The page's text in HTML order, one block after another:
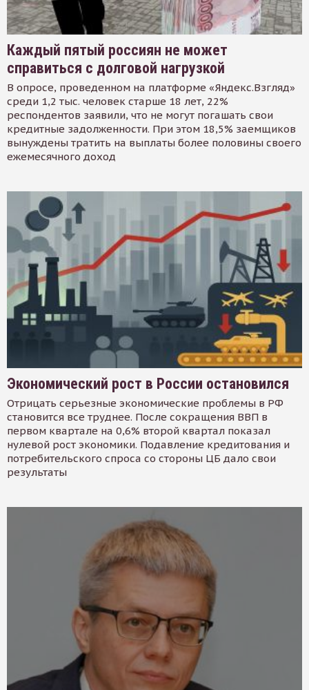
Каждый пятый россиян не может
справиться с долговой нагрузкой
В опросе, проведенном на платформе «Яндекс.Взгляд»
среди 1,2 тыс. человек старше 18 лет, 22%
респондентов заявили, что не могут погашать свои
кредитные задолженности. При этом 18,5% заемщиков
вынуждены тратить на выплаты более половины своего
ежемесячного доход
Экономический рост в России остановился
Отрицать серьезные экономические проблемы в РФ
становится все труднее. После сокращения ВВП в
первом квартале на 0,6% второй квартал показал
нулевой рост экономики. Подавление кредитования и
потребительского спроса со стороны ЦБ дало свои
результаты